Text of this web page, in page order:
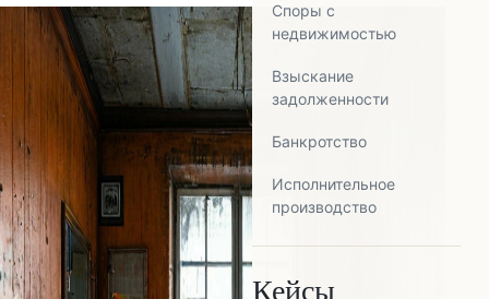
Споры с
недвижимостью
Взыскание
задолженности
Банкротство
Исполнительное
производство
Кейсы